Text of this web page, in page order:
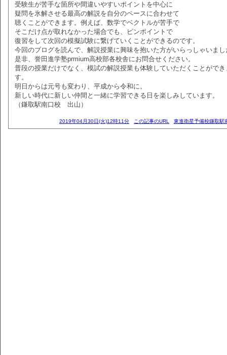
受験生が苦手な箇所や間違いやすいポイントを中心に
疑問を氷解させる最高の解説を自分のペースに合わせて
聴くことができます。例えば、数学でベクトルが苦手で
そこだけ点が取れなかった場合でも、ピンポイントで
復習をして次回の模擬試験に繋げていくことができるのです。
今回のブログを読んで、解説授業に興味を抱いた方がいらっしゃいまし
是非、誉田進学塾prmium高校部各校舎にお問合せください。
普段の授業だけでなく、模試の解説授業も体験していただくことができ
す。
明日からは元号も変わり、平成から令和に。
新しい時代に新しい仲間と一緒に学習できる日を楽しみしています。
（鎌取駅南口校 出山）
2019年04月30日(火)12時11分 この記事のURL 東進衛星予備校鎌取駅